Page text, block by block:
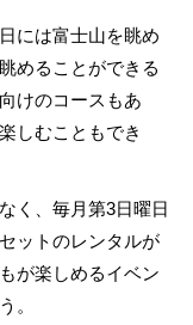
には富士山を眺め
めることができる
けのコースもあ
しむこともでき
く、毎月第3日曜日
ットのレンタルが
が楽しめるイベン
。